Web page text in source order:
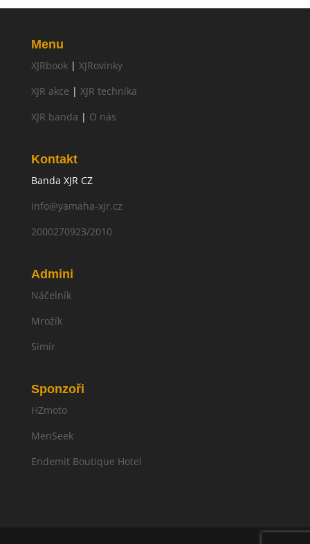
Menu
XJRbook| XJRovinky
XJR akce | XJR technika
XJR banda | O nás
Kontakt
Banda XJR CZ
info@yamaha-xjr.cz
2000270923/2010
Admini
Náčelník
Mrožík
Simír
Sponzoři
HZmoto
MenSeek
Endemit Boutique Hotel